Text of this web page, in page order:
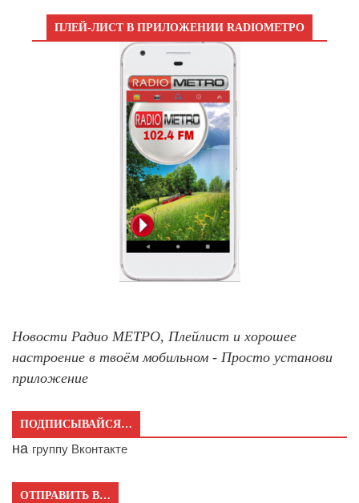
ПЛЕЙ-ЛИСТ В ПРИЛОЖЕНИИ RADIOМЕТРО
Новости Радио МЕТРО, Плейлист и хорошее
настроение в твоём мобильном - Просто установи
приложение
ПОДПИСЫВАЙСЯ…
на группу Вконтакте
ОТПРАВИТЬ В…